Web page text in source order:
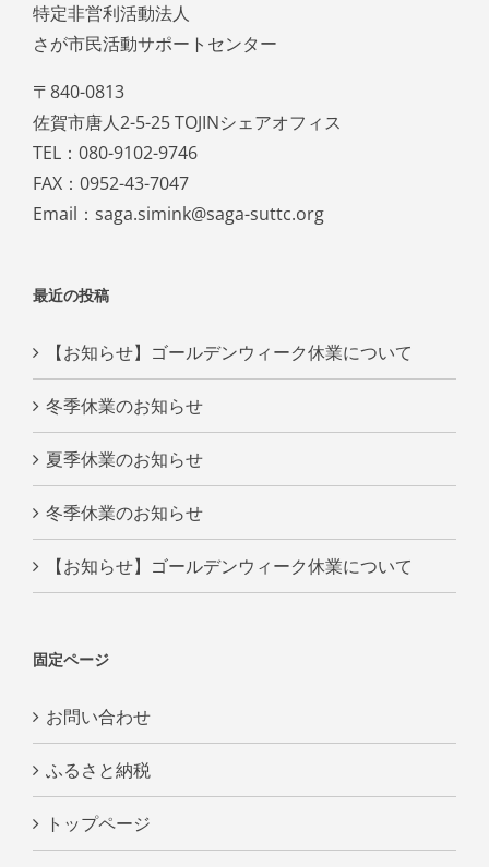
特定非営利活動法人
さが市民活動サポートセンター
〒840-0813
佐賀市唐人2-5-25 TOJINシェアオフィス
TEL：080-9102-9746
FAX：0952-43-7047
Email：saga.simink@saga-suttc.org
最近の投稿
【お知らせ】ゴールデンウィーク休業について
冬季休業のお知らせ
夏季休業のお知らせ
冬季休業のお知らせ
【お知らせ】ゴールデンウィーク休業について
固定ページ
お問い合わせ
ふるさと納税
トップページ